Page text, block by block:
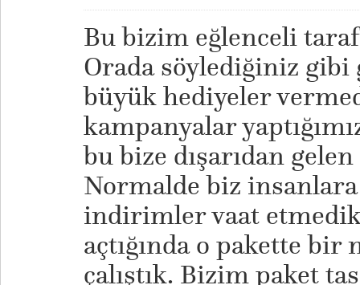
Bu bizim eğlenceli
Orada söylediğiniz
büyük hediyeler
kampanyalar
bu bize dışarıdan
Normalde biz
indirimler vaat
açtığında o pakette
çalıştık. Bizim paket